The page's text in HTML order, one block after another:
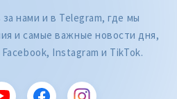
нами и в Telegram, где мы
и самые важные новости дня,
Instagram и TikTok.